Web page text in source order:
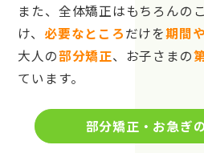
また、全体矯正はもちろんのこ
け、 必要なところだけを期間
大人の部分矯正、お子さまの
ています。
部分矯正・お急ぎ